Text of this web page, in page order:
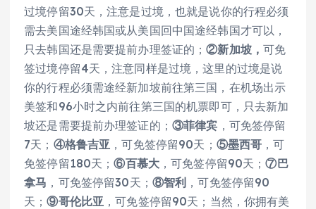
过境停留30天，注意是过境，也就是说你的行程必须
需去美国途经韩国或从美国回中国途经韩国才可以，
只去韩国还是需要提前办理签证的；②新加坡，可免
签过境停留4天，注意同样是过境，这里的过境是说
你的行程必须需途经新加坡前往第三国，在机场出示
美签和96小时之内前往第三国的机票即可，只去新加
坡还是需要提前办理签证的； ③菲律宾 ，可免签停留
7天； ④格鲁吉亚 ，可免签停留90天； ⑤墨西哥 ，可
免签停留180天；⑥百慕大，可免签停留90天；⑦巴
拿马 ，可免签停留30天； ⑧智利 ，可免签停留90
天；⑨哥伦比亚 ，可免签停留90天；当然，你拥有美